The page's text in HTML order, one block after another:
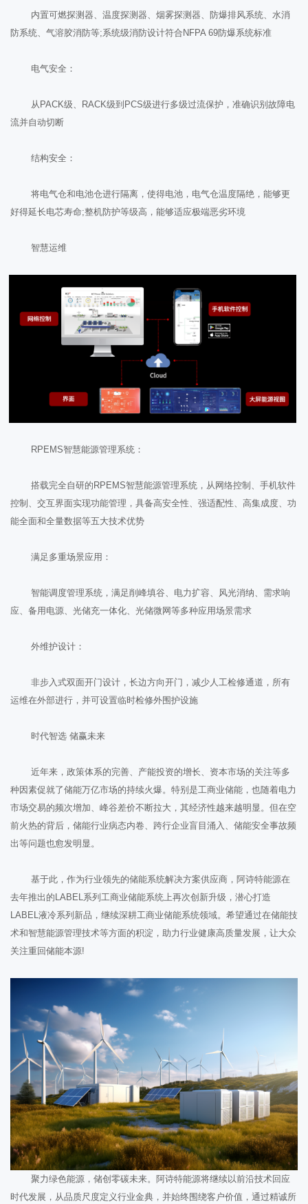
内置可燃探测器、温度探测器、烟雾探测器、防爆排风系统、水消
防系统、气溶胶消防等;系统级消防设计符合NFPA 69防爆系统标准
电气安全：
从PACK级、RACK级到PCS级进行多级过流保护，准确识别故障电
流并自动切断
结构安全：
将电气仓和电池仓进行隔离，使得电池，电气仓温度隔绝，能够更
好得延长电芯寿命;整机防护等级高，能够适应极端恶劣环境
智慧运维
RPEMS智慧能源管理系统：
搭载完全自研的RPEMS智慧能源管理系统，从网络控制、手机软件
控制、交互界面实现功能管理，具备高安全性、强适配性、高集成度、功
能全面和全量数据等五大技术优势
满足多重场景应用：
智能调度管理系统，满足削峰填谷、电力扩容、风光消纳、需求响
应、备用电源、光储充一体化、光储微网等多种应用场景需求
外维护设计：
非步入式双面开门设计，长边方向开门，减少人工检修通道，所有
运维在外部进行，并可设置临时检修外围护设施
时代智选 储赢未来
近年来，政策体系的完善、产能投资的增长、资本市场的关注等多
种因素促就了储能万亿市场的持续火爆。特别是工商业储能，也随着电力
市场交易的频次增加、峰谷差价不断拉大，其经济性越来越明显。但在空
前火热的背后，储能行业病态内卷、跨行企业盲目涌入、储能安全事故频
出等问题也愈发明显。
基于此，作为行业领先的储能系统解决方案供应商，阿诗特能源在
去年推出的LABEL系列工商业储能系统上再次创新升级，潜心打造
LABEL液冷系列新品，继续深耕工商业储能系统领域。希望通过在储能技
术和智慧能源管理技术等方面的积淀，助力行业健康高质量发展，让大众
关注重回储能本源!
聚力绿色能源，储创零碳未来。阿诗特能源将继续以前沿技术回应
时代发展，从品质尺度定义行业金典，并始终围绕客户价值，通过精诚所